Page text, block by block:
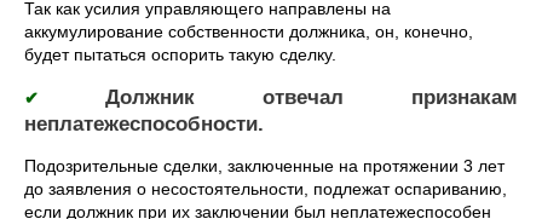
Так как усилия управляющего направлены на
аккумулирование собственности должника, он, конечно,
будет пытаться оспорить такую сделку.
✔ Должник отвечал признакам
неплатежеспособности.
Подозрительные сделки, заключенные на протяжении 3 лет
до заявления о несостоятельности, подлежат оспариванию,
если должник при их заключении был неплатежеспособен